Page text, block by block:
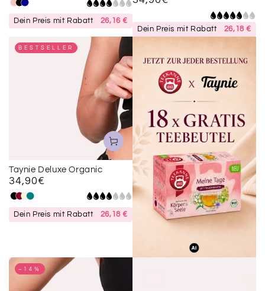
Apricot
Schwarz
Darkblue
Dein Preis mit Rabatt 26,16 €
Dein Preis mit Rabatt 26,18 €
Taynie Deluxe Organic
Regulärer
Preis
34,90€
Schwarz
Bordeaux
Beige
Petrol
Dein Preis mit Rabatt 26,18 €
BESTSELLER
–14%